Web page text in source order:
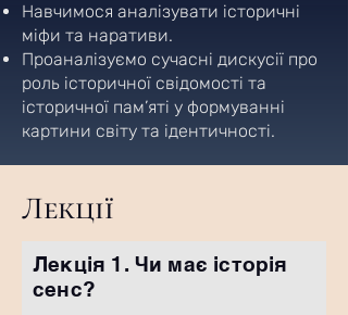
Навчимося аналізувати історичні
міфи та наративи.
Проаналізуємо сучасні дискусії про
роль історичної свідомості та
історичної пам’яті у формуванні
картини світу та ідентичності.
Лекції
Лекція 1. Чи має історія
сенс?